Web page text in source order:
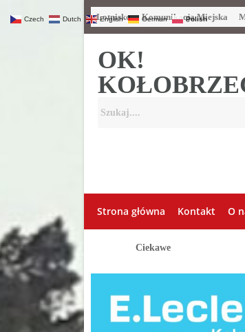
Lotnisko Komunikacja Miejska
OK!
Strona główna Kontakt O
Ciekawe
Czech Dutch English German Polish